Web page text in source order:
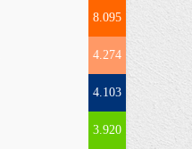
8.095
4.274
4.103
3.920